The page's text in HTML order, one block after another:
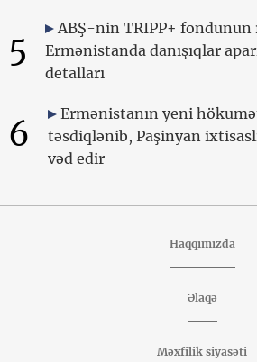
5
ABŞ-nin TRIPP+ fondunun
Ermənistanda danışıqlar
detalları
6
Ermənistanın yeni
təsdiqlənib, Paşinyan
vəd edir
Haqqımızda
Əlaqə
Məxfilik siyasəti